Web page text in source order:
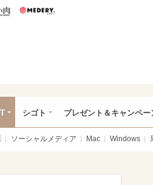
ン うまい肉
シゴト プレゼント＆キャンペー
ソーシャルメディア Mac Windows